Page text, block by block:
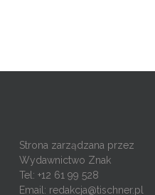
Strona zarządzana przez
Wydawnictwo Znak
Tel: +12 61 99 528
Email: redakcja@tischner.pl